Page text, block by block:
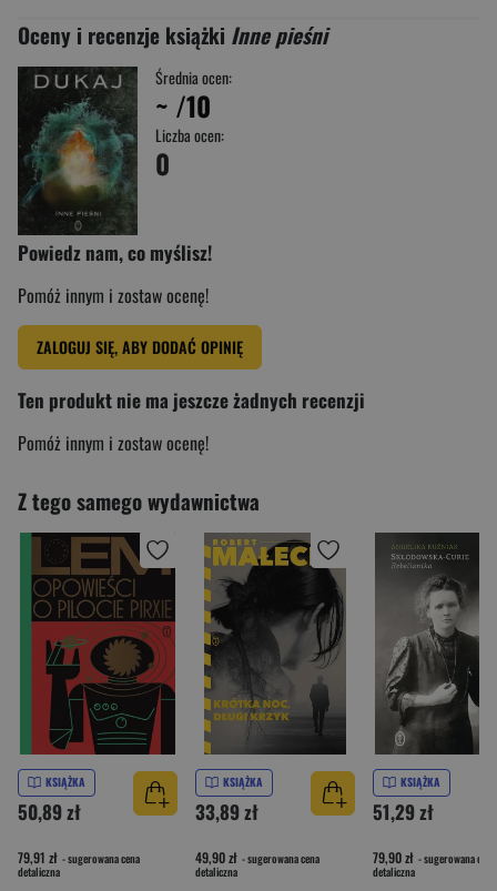
Oceny i recenzje książki Inne pieśni
Średnia ocen:
~ /10
Liczba ocen:
0
Powiedz nam, co myślisz!
Pomóż innym i zostaw ocenę!
ZALOGUJ SIĘ, ABY DODAĆ OPINIĘ
Ten produkt nie ma jeszcze żadnych recenzji
Pomóż innym i zostaw ocenę!
Z tego samego wydawnictwa
KSIĄŻKA
50,89 zł
79,91 zł - sugerowana cena
detaliczna
KSIĄŻKA
33,89 zł
49,90 zł - sugerowana cena
detaliczna
KSIĄŻKA
51,29 zł
79,90 zł - sugerowana cena
detaliczna